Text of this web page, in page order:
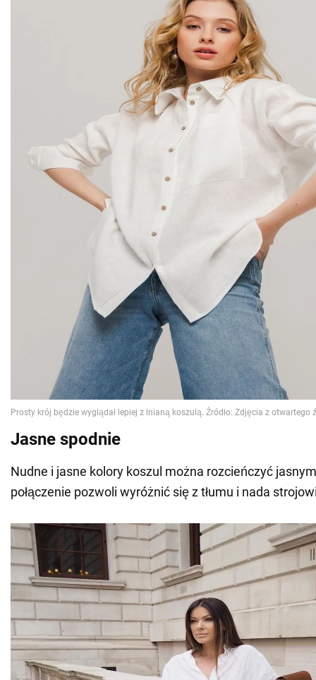
Jasne spodnie
Nudne i jasne kolory koszul można rozcieńczyć
połączenie pozwoli wyróżnić się z tłumu i nada